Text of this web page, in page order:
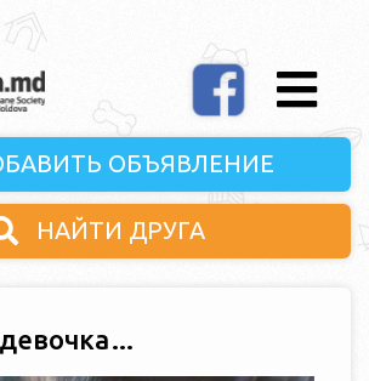
ОБЪЯВЛЕНИЕ
НАЙТИ ДРУГА